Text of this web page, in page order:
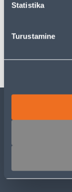
Statistika
Turustamine
УСЛУГИ
КЛУБ